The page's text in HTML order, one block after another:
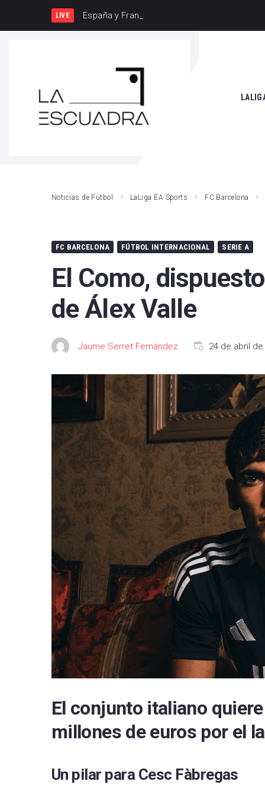
LIVE España y Francia, una rivalidad que vuelve a
FC
CA
Real
UD
CD
RCD
Real
Noticias de Fútbol LaLiga EA Sports FC Barcelona
FC BARCELONA FÚTBOL INTERNACIONAL SERIE A
El Como,
de Álex Valle
Jaume Serret Fernández 24 de abril de
El conjunto italiano
millones de euros por el
Un pilar para Cesc Fàbregas
SEARCH THIS WEBSITE